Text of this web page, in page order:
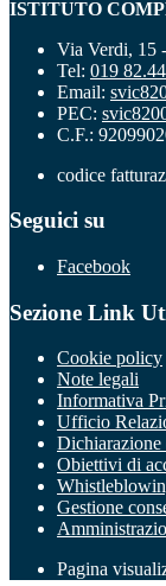
ISTITUTO
Via Verdi, 15
Tel: 019
Email:
PEC:
C.F.:
codice
Seguici su
Facebook
Sezione Link
Cookie policy
Note legali
Informativa
Ufficio
Dichiarazione
Obiettivi di
Gestione
Pagina